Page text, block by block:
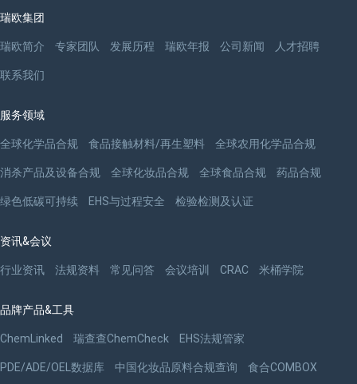
瑞欧集团
瑞欧简介 专家团队 发展历程 瑞欧年报 公司新闻 人才招聘
联系我们
服务领域
全球化学品合规 食品接触材料/再生塑料 全球农用化学品合规
消杀产品及设备合规 全球化妆品合规 全球食品合规 药品合规
绿色低碳可持续 EHS与过程安全 检验检测及认证
资讯&会议
行业资讯 法规资料 常见问答 会议培训 CRAC 米桶学院
品牌产品&工具
ChemLinked 瑞查查ChemCheck EHS法规管家
PDE/ADE/OEL数据库 中国化妆品原料合规查询 食合COMBOX